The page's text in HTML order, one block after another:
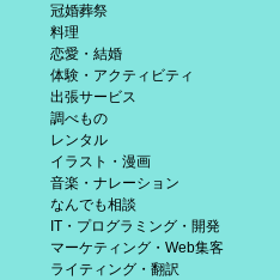
冠婚葬祭
料理
恋愛・結婚
体験・アクティビティ
出張サービス
調べもの
レンタル
イラスト・漫画
音楽・ナレーション
なんでも相談
IT・プログラミング・開発
マーケティング・Web集客
ライティング・翻訳